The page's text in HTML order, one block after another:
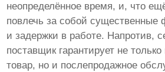
неопределённое время, и, что
повлечь за собой существенные
и задержки в работе. Напротив,
поставщик гарантирует не
товар, но и послепродажное